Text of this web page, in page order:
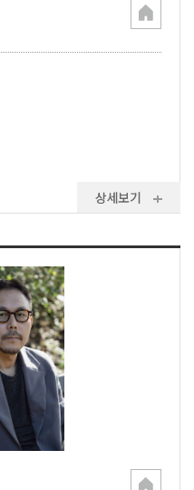
상세보기